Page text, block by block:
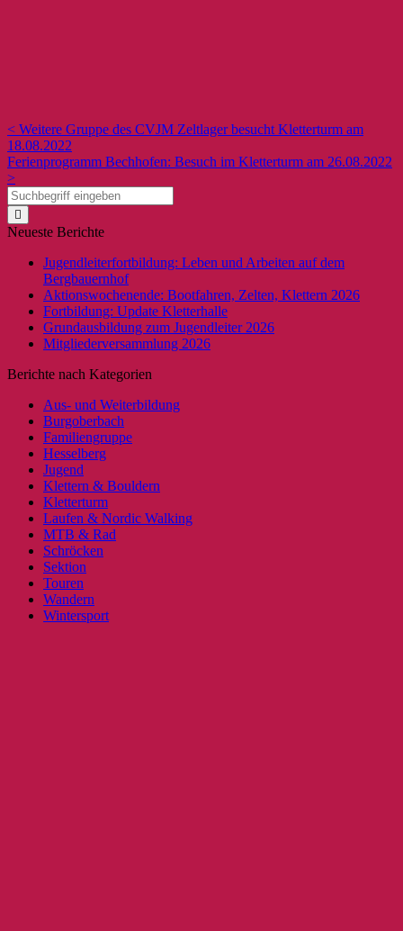
< Weitere Gruppe des CVJM Zeltlager besucht Kletterturm am
18.08.2022
Ferienprogramm Bechhofen: Besuch im Kletterturm am 26.08.2022
>
Neueste Berichte
Jugendleiterfortbildung: Leben und Arbeiten auf dem
Bergbauernhof
Aktionswochenende: Bootfahren, Zelten, Klettern 2026
Fortbildung: Update Kletterhalle
Grundausbildung zum Jugendleiter 2026
Mitgliederversammlung 2026
Berichte nach Kategorien
Aus- und Weiterbildung
Burgoberbach
Familiengruppe
Hesselberg
Jugend
Klettern & Bouldern
Kletterturm
Laufen & Nordic Walking
MTB & Rad
Schröcken
Sektion
Touren
Wandern
Wintersport